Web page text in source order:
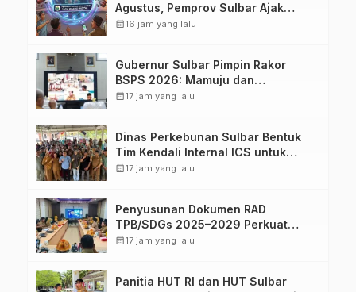
Agustus, Pemprov Sulbar Ajak
Warga Jaga Ruang Digital
calendar_month16 jam yang lalu
Gubernur Sulbar Pimpin Rakor
BSPS 2026: Mamuju dan
Pasangkayu Masih Nol Realisasi
calendar_month17 jam yang lalu
Dinas Perkebunan Sulbar Bentuk
Tim Kendali Internal ICS untuk
Dukung Sertifikasi ISPO Pekebun di
calendar_month17 jam yang lalu
Penyusunan Dokumen RAD
TPB/SDGs 2025–2029 Perkuat
Arah Pembangunan Berkelanjutan
calendar_month17 jam yang lalu
Panitia HUT RI dan HUT Sulbar